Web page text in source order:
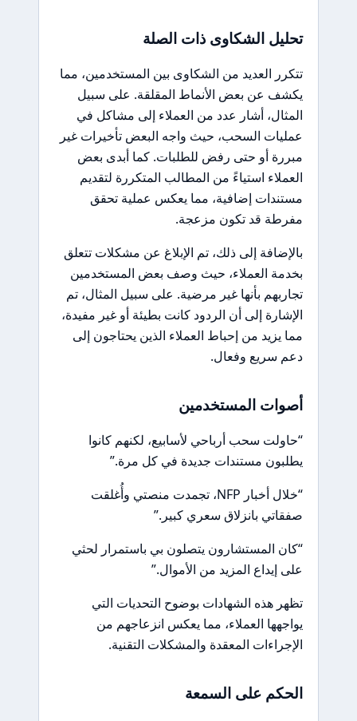
تحليل الشكاوى ذات الصلة
تتكرر العديد من الشكاوى بين المستخدمين، مما
يكشف عن بعض الأنماط المقلقة. على سبيل
المثال، أشار عدد من العملاء إلى مشاكل في
عمليات السحب، حيث واجه البعض تأخيرات غير
مبررة أو حتى رفض للطلبات. كما أبدى بعض
العملاء استياءً من المطالب المتكررة لتقديم
مستندات إضافية، مما يعكس عملية تحقق
مفرطة قد تكون مزعجة.
بالإضافة إلى ذلك، تم الإبلاغ عن مشكلات تتعلق
بخدمة العملاء، حيث وصف بعض المستخدمين
تجاربهم بأنها غير مرضية. على سبيل المثال، تم
الإشارة إلى أن الردود كانت بطيئة أو غير مفيدة،
مما يزيد من إحباط العملاء الذين يحتاجون إلى
دعم سريع وفعال.
أصوات المستخدمين
“حاولت سحب أرباحي لأسابيع، لكنهم كانوا
يطلبون مستندات جديدة في كل مرة.”
“خلال أخبار NFP، تجمدت منصتي وأُغلقت
صفقاتي بانزلاق سعري كبير.”
“كان المستشارون يتصلون بي باستمرار لحثي
على إيداع المزيد من الأموال.”
تظهر هذه الشهادات بوضوح التحديات التي
يواجهها العملاء، مما يعكس انزعاجهم من
الإجراءات المعقدة والمشكلات التقنية.
الحكم على السمعة